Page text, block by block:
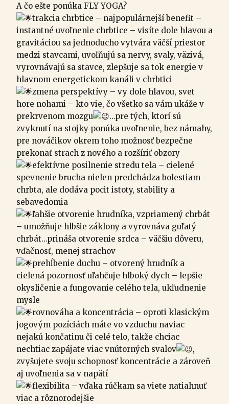
A čo ešte ponúka FLY YOGA?
trakcia chrbtice – najpopulárnejší benefit –
instantné uvoľnenie chrbtice – visíte dole hlavou a
gravitáciou sa jednoducho vytvára väčší priestor
medzi stavcami, uvoľňujú sa nervy, svaly, väzivá,
vyrovnávajú sa stavce, zlepšuje sa tok energie v
hlavnom energetickom kanáli v chrbtici
zmena perspektívy – vy dole hlavou, svet
hore nohami – kto vie, čo všetko sa vám ukáže v
prekrvenom mozgu
…pre tých, ktorí sú
zvyknutí na stojky ponúka uvoľnenie, bez námahy,
pre nováčikov okrem toho možnosť bezpečne
prekonať strach z nového a rozšíriť obzory
efektívne posilnenie stredu tela – cielené
spevnenie brucha nielen predchádza bolestiam
chrbta, ale dodáva pocit istoty, stability a
sebavedomia
ľahšie otvorenie hrudníka, vzpriamený chrbát
– umožňuje hlbšie záklony a vyrovnáva guľatý
chrbát…prináša otvorenie srdca – väčšiu dôveru,
vďačnosť, menej strachov
prehĺbenie duchu – otvorený hrudník a
cielená pozornosť uľahčuje hlboký dych – lepšie
okysličenie a fungovanie celého tela, ukľudnenie
mysle
rovnováha a koncentrácia – oproti klasickým
jogovým pozíciách máte vo vzduchu naviac
nejakú končatinu či celé telo, takže chciac
nechtiac zapájate viac vnútorných svalov
,
zvyšujete svoju schopnosť koncentrácie a zároveň
aj uvoľnenia sa v napätí
flexibilita – vďaka rúčkam sa viete natiahnuť
viac a rôznorodejšie